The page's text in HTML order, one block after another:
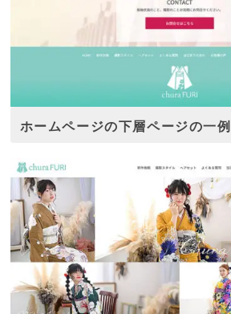
ホームページの下層ページの一例